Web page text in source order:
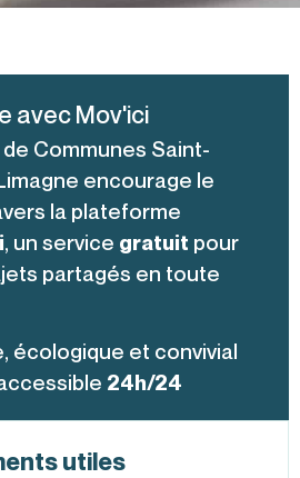
avec Mov'ici
Communes Saint-
encourage le
la plateforme
, un service gratuit pour
partagés en toute
écologique et convivial
24h/24
utiles